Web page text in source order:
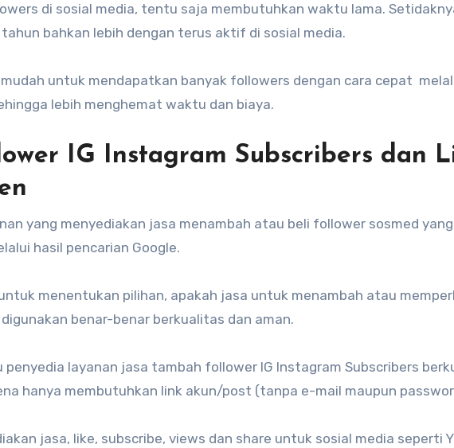
di sosial media, tentu saja membutuhkan waktu lama.
bahkan lebih dengan terus aktif di sosial media.
untuk mendapatkan banyak followers dengan cara cepat
lebih menghemat waktu dan biaya.
IG Instagram Subscribers dan
yang menyediakan jasa menambah atau beli follower sosmed
hasil pencarian Google.
menentukan pilihan, apakah jasa untuk menambah atau
benar-benar berkualitas dan aman.
penyedia layanan jasa tambah follower IG Instagram Subscribers
hanya membutuhkan link akun/post (tanpa e-mail maupun
jasa, like, subscribe, views dan share untuk sosial media seperti